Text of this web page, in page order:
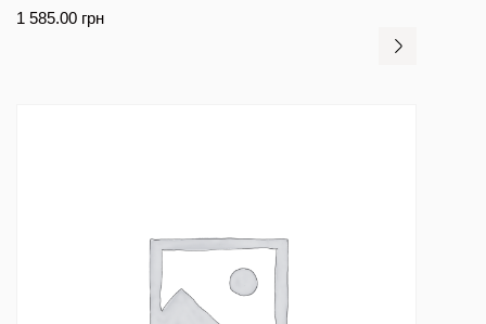
1 585.00 грн